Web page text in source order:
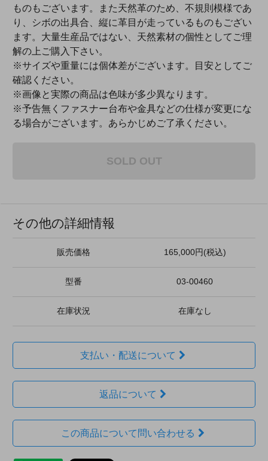
ものもございます。また天然革のため、不規則模様であ
り、シボの出具合、縦に革目が走っているものもござい
ます。大量生産品ではない、天然素材の個性としてご理
解の上ご購入下さい。
※サイズや重量には個体差がございます。目安としてご
確認ください。
※画像と実際の商品は色味が多少異なります。
※予告無くファスナー台布や金具などの仕様が変更にな
る場合がございます。あらかじめご了承ください。
SOLD OUT
その他の詳細情報
販売価格 165,000円(税込)
型番 03-00460
在庫状況 在庫なし
支払い・配送について
返品について
この商品について問い合わせる